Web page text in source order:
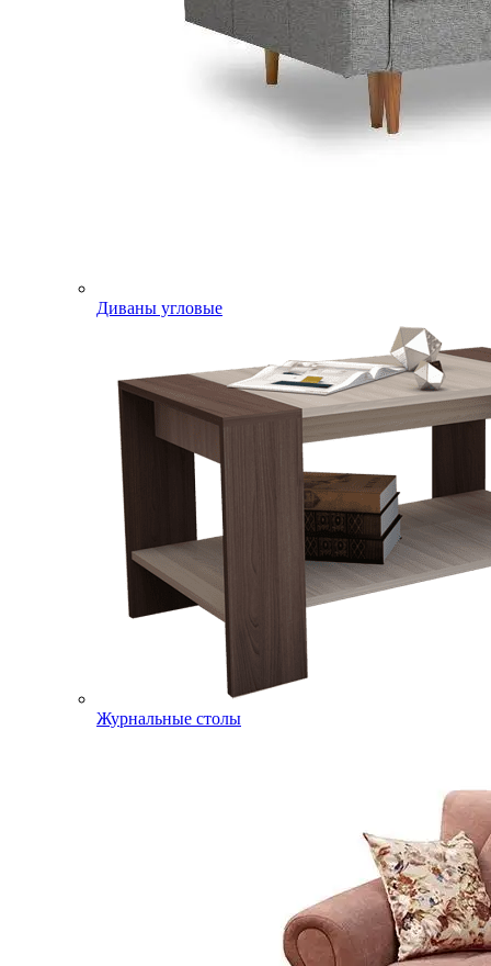
Диваны угловые
Журнальные столы